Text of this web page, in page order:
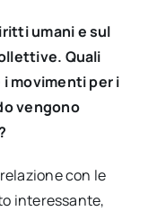
umani e sul
Quali
movimenti per i
vengono
con le
interessante,